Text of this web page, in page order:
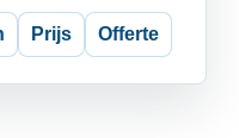
Prijs Offerte